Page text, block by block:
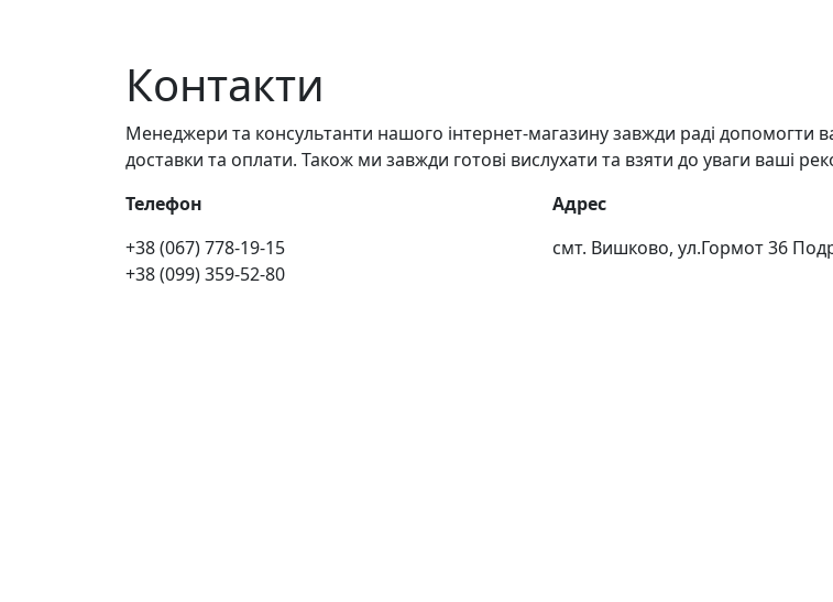
Контакти
Менеджери та консультанти нашого інтернет-магазину завжди раді допомогти
доставки та оплати. Також ми завжди готові вислухати та взяти до уваги ваші
Телефон
+38 (067) 778-19-15
+38 (099) 359-52-80
Адрес
смт. Вишково, ул.Гормот 36